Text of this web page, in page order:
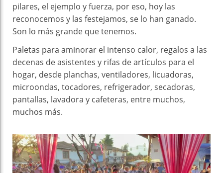
pilares, el ejemplo y fuerza, por eso, hoy las
reconocemos y las festejamos, se lo han ganado.
Son lo más grande que tenemos.
Paletas para aminorar el intenso calor, regalos a las
decenas de asistentes y rifas de artículos para el
hogar, desde planchas, ventiladores, licuadoras,
microondas, tocadores, refrigerador, secadoras,
pantallas, lavadora y cafeteras, entre muchos,
muchos más.